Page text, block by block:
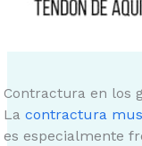
Contractura en los
La contractura
es especialmente